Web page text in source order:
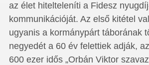
az élet hitelteleníti a Fidesz
kommunikációját. Az első kitétel
ugyanis a kormánypárt táborának
negyedét a 60 év felettiek adják,
600 ezer idős „Orbán Viktor